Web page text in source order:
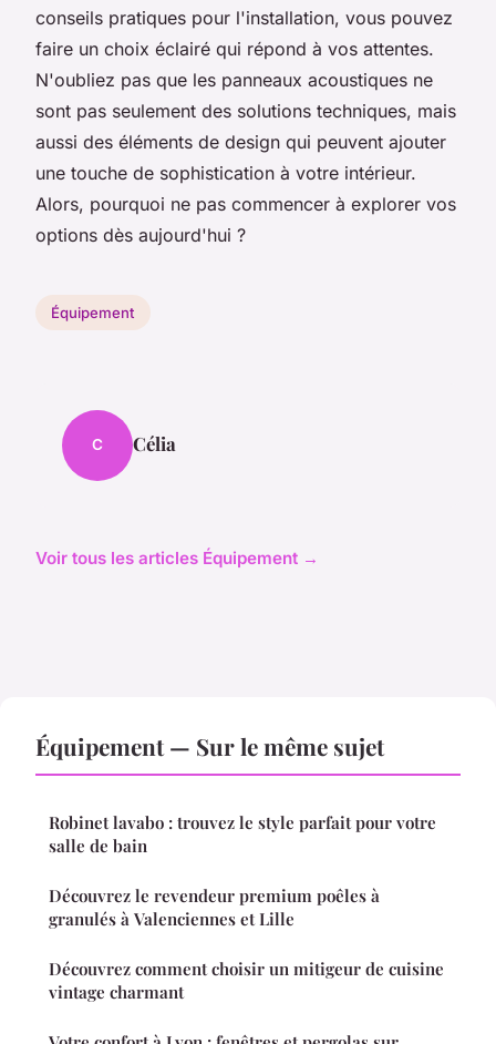
conseils pratiques pour l'installation, vous pouvez
faire un choix éclairé qui répond à vos attentes.
N'oubliez pas que les panneaux acoustiques ne
sont pas seulement des solutions techniques, mais
aussi des éléments de design qui peuvent ajouter
une touche de sophistication à votre intérieur.
Alors, pourquoi ne pas commencer à explorer vos
options dès aujourd'hui ?
Équipement
C Célia
Voir tous les articles Équipement →
Équipement — Sur le même sujet
Robinet lavabo : trouvez le style parfait pour votre
salle de bain
Découvrez le revendeur premium poêles à
granulés à Valenciennes et Lille
Découvrez comment choisir un mitigeur de cuisine
vintage charmant